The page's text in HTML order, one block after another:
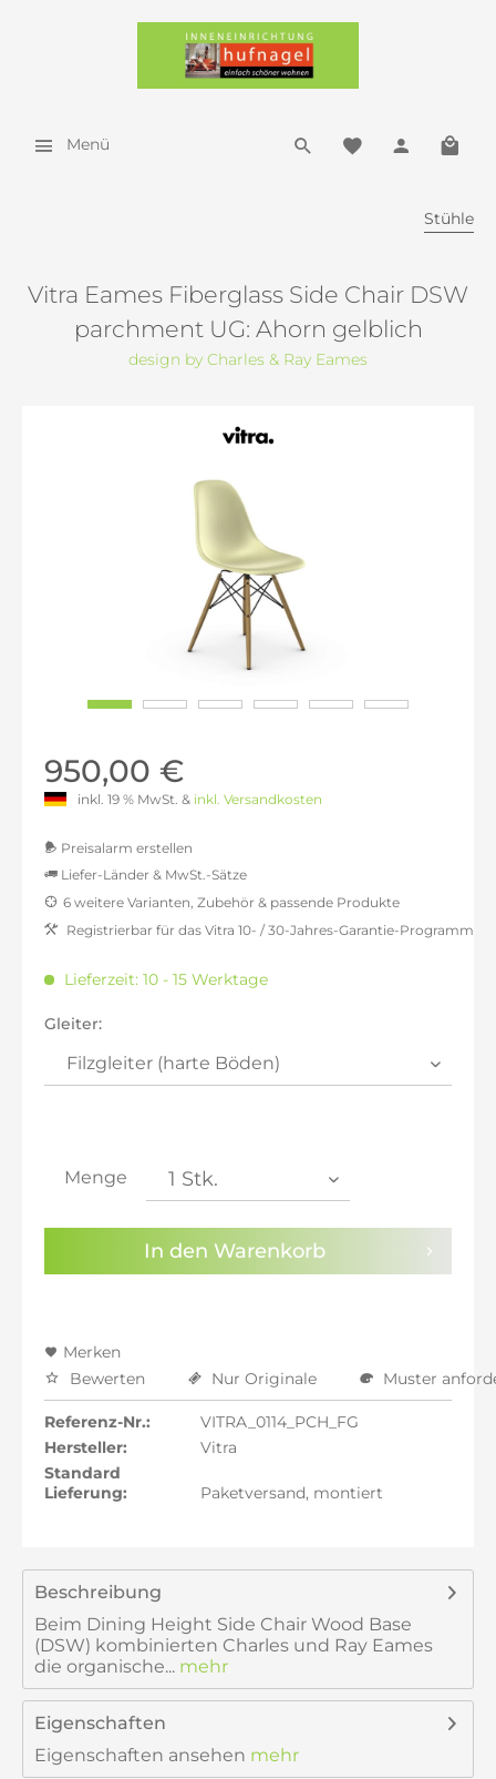
Menü
Stühle
Vitra Eames Fiberglass Side Chair DSW
parchment UG: Ahorn gelblich
design by Charles & Ray Eames
950,00 €
inkl. 19 % MwSt. & inkl. Versandkosten
Preisalarm erstellen
Preisalarm aktivieren
Liefer-Länder & MwSt.-Sätze
inkl. 16% MwSt.: 926,05 €
inkl. 21% MwSt.: 965,97 €
inkl. 21% MwSt.: 965,97 €
inkl. 22% MwSt.: 973,95 €
6 weitere Varianten, Zubehör & passende Produkte
Registrierbar für das Vitra 10- / 30-Jahres-Garantie-Programm
Lieferzeit: 10 - 15 Werktage
Gleiter:
Menge
In den Warenkorb
Merken
Bewerten
Nur Originale Muster
Referenz-Nr.:
VITRA_0114_PCH_FG
Hersteller:
Vitra
Standard
Lieferung:
Paketversand, montiert
Beschreibung
Beim Dining Height Side Chair Wood Base
(DSW) kombinierten Charles und Ray Eames
die organische... mehr
Eigenschaften
Eigenschaften ansehen mehr